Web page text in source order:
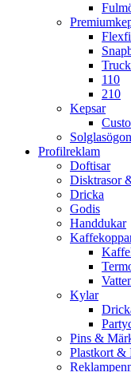
110
210
Kepsar
Solglasögon
Profilreklam
Doftisar
Disktrasor
Dricka
Godis
Handdukar
Kylar
Pins &
Plastkort &